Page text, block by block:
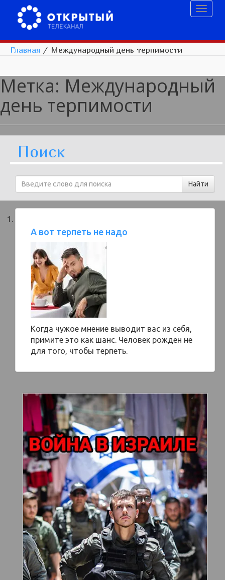
Главная / Международный день терпимости
Метка: Международный
день терпимости
Поиск
А вот терпеть не надо
Когда чужое мнение выводит вас из себя,
примите это как шанс. Человек рожден не
для того, чтобы терпеть.